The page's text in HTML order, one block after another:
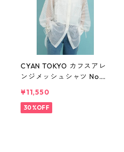
CYAN TOKYO カフスアレ
ンジメッシュシャツ No.51
レー ライトオレンジ
¥11,550
30%OFF